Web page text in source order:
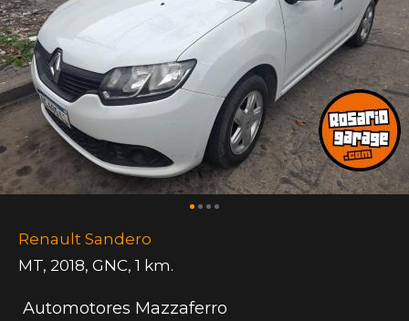
Renault Sandero
MT, 2018, GNC, 1 km.
Automotores Mazzaferro